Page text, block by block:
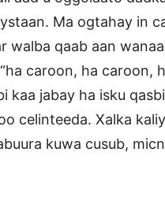
Ma ogtahay in
walba qaab aan
caroon, ha caroon,
kaa jabay ha isku
celinteeda. Xalka
kuwa cusub,